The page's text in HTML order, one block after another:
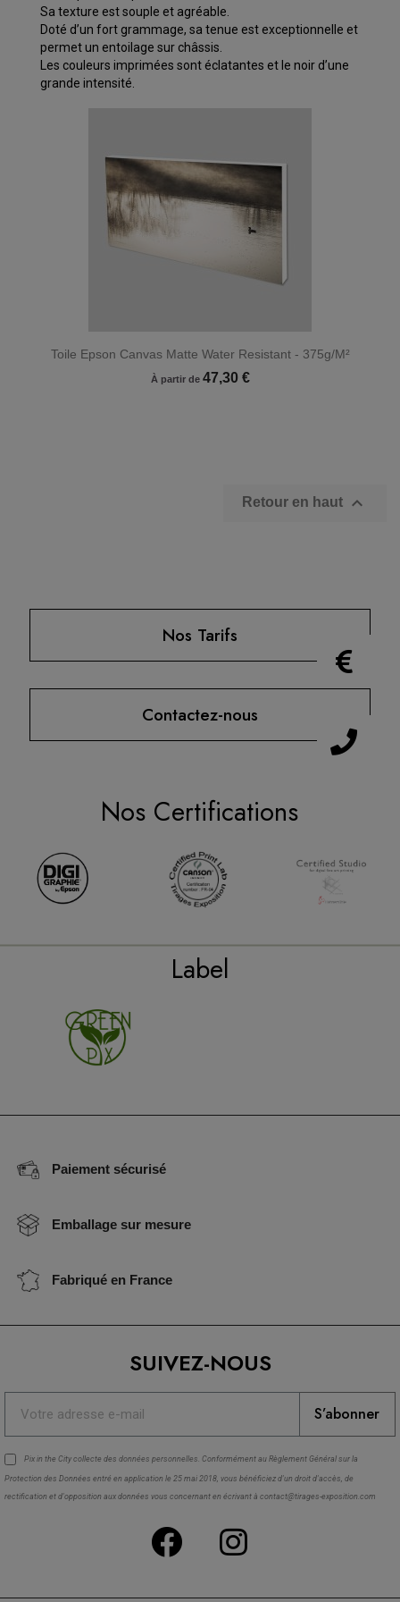
Sa texture est souple et agréable.
Doté d’un fort grammage, sa tenue est exceptionnelle et
permet un entoilage sur châssis.
Les couleurs imprimées sont éclatantes et le noir d’une
grande intensité.
Toile Epson Canvas Matte Water Resistant - 375g/m²
À partir de 47,30 €
Retour en haut 
Nos Tarifs
Contactez-nous
Nos Certifications
Label
Paiement sécurisé
Emballage sur mesure
Fabriqué en France
SUIVEZ-NOUS
S’abonner
Pix in the City collecte des données personnelles. Conformément au Règlement Général sur la
Protection des Données entré en application le 25 mai 2018, vous bénéficiez d'un droit d'accès, de
rectification et d'opposition aux données vous concernant en écrivant à contact@tirages-exposition.com